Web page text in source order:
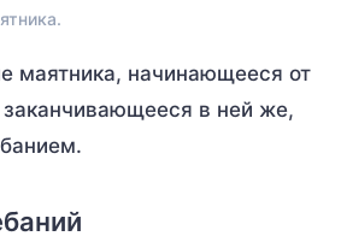
маятника, начинающееся от
заканчивающееся в ней же,